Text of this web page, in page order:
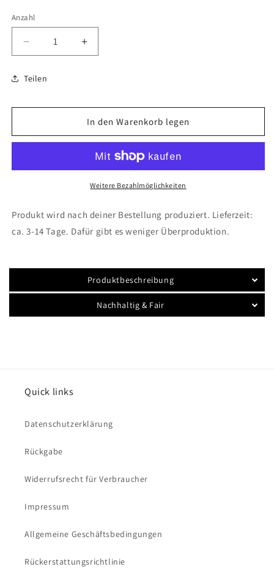
Anzahl
Anzahl
Verringere
die
Menge
für
Yoga
Strandhandtuch
Erhöhe
die
Yoga
Strandhandtuch
Teilen
In den Warenkorb legen
Weitere Bezahlmöglichkeiten
Produkt wird nach deiner Bestellung produziert. Lieferzeit:
ca. 3-14 Tage. Dafür gibt es weniger Überproduktion.
Produktbeschreibung
Nachhaltig & Fair
Quick links
Datenschutzerklärung
Rückgabe
Widerrufsrecht für Verbraucher
Impressum
Allgemeine Geschäftsbedingungen
Rückerstattungsrichtlinie